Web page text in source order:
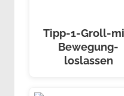
Tipp-1-Groll-
Bewegung-
loslassen